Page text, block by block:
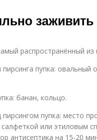
распространённый
пупка:
банан, кольцо.
пупка: место
салфеткой или этиловым
антисептика на 15-20